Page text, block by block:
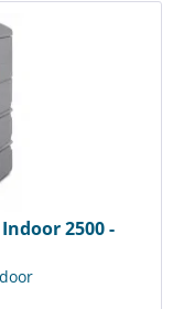
2500 -